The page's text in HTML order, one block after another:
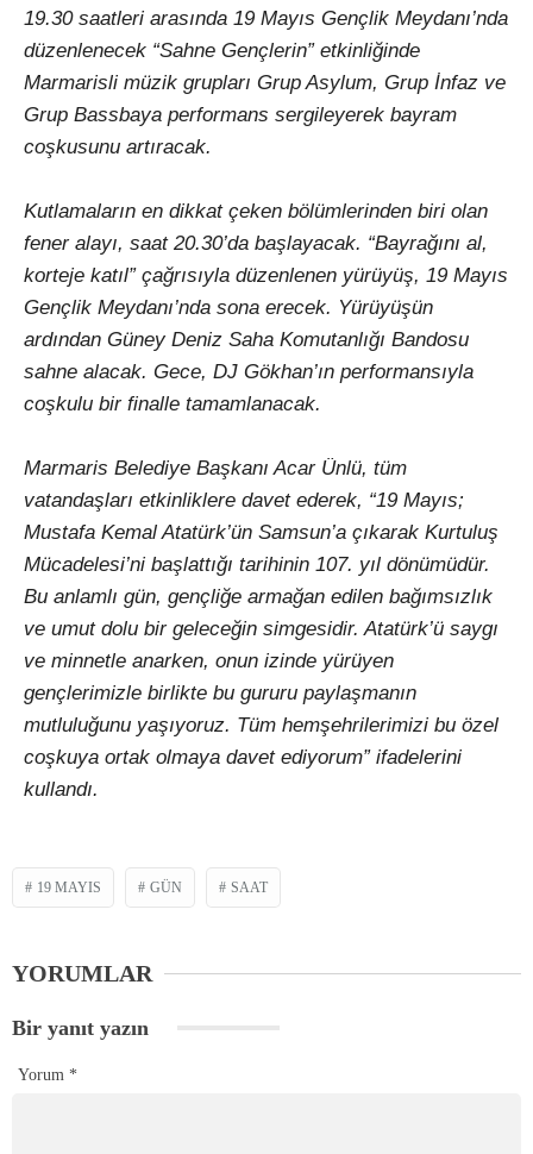
19.30 saatleri arasında 19 Mayıs Gençlik Meydanı’nda
düzenlenecek “Sahne Gençlerin” etkinliğinde
Marmarisli müzik grupları Grup Asylum, Grup İnfaz ve
Grup Bassbaya performans sergileyerek bayram
coşkusunu artıracak.
Kutlamaların en dikkat çeken bölümlerinden biri olan
fener alayı, saat 20.30’da başlayacak. “Bayrağını al,
korteje katıl” çağrısıyla düzenlenen yürüyüş, 19 Mayıs
Gençlik Meydanı’nda sona erecek. Yürüyüşün
ardından Güney Deniz Saha Komutanlığı Bandosu
sahne alacak. Gece, DJ Gökhan’ın performansıyla
coşkulu bir finalle tamamlanacak.
Marmaris Belediye Başkanı Acar Ünlü, tüm
vatandaşları etkinliklere davet ederek, “19 Mayıs;
Mustafa Kemal Atatürk’ün Samsun’a çıkarak Kurtuluş
Mücadelesi’ni başlattığı tarihinin 107. yıl dönümüdür.
Bu anlamlı gün, gençliğe armağan edilen bağımsızlık
ve umut dolu bir geleceğin simgesidir. Atatürk’ü saygı
ve minnetle anarken, onun izinde yürüyen
gençlerimizle birlikte bu gururu paylaşmanın
mutluluğunu yaşıyoruz. Tüm hemşehrilerimizi bu özel
coşkuya ortak olmaya davet ediyorum” ifadelerini
kullandı.
19 MAYIS GÜN SAAT
YORUMLAR
Bir yanıt yazın
Yorum *